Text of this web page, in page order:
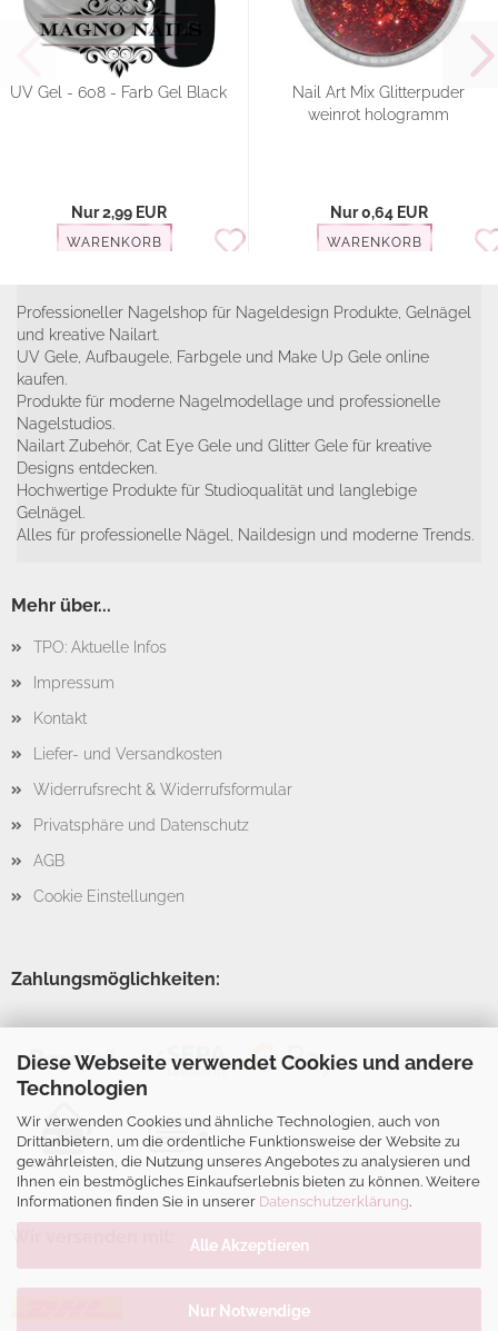
Diese Webseite verwendet Cookies und andere
Technologien
Wir verwenden Cookies und ähnliche Technologien, auch von
Drittanbietern, um die ordentliche Funktionsweise der Website zu
gewährleisten, die Nutzung unseres Angebotes zu analysieren und
Ihnen ein bestmögliches Einkaufserlebnis bieten zu können. Weitere
Informationen finden Sie in unserer Datenschutzerklärung.
Alle Akzeptieren
Nur Notwendige
UV Gel - 608 - Farb Gel Black
Nur 2,99 EUR
WARENKORB
Nail Art Mix Glitterpuder
weinrot hologramm
Nur 0,64 EUR
WARENKORB
Professioneller Nagelshop für Nageldesign Produkte, Gelnägel
und kreative Nailart.
UV Gele, Aufbaugele, Farbgele und Make Up Gele online
kaufen.
Produkte für moderne Nagelmodellage und professionelle
Nagelstudios.
Nailart Zubehör, Cat Eye Gele und Glitter Gele für kreative
Designs entdecken.
Hochwertige Produkte für Studioqualität und langlebige
Gelnägel.
Alles für professionelle Nägel, Naildesign und moderne Trends.
Mehr über...
TPO: Aktuelle Infos
Impressum
Kontakt
Liefer- und Versandkosten
Widerrufsrecht & Widerrufsformular
Privatsphäre und Datenschutz
AGB
Cookie Einstellungen
Zahlungsmöglichkeiten: